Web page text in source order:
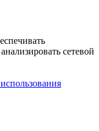
сетевой